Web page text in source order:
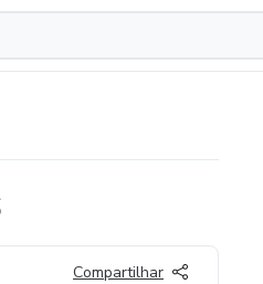
Compartilhar